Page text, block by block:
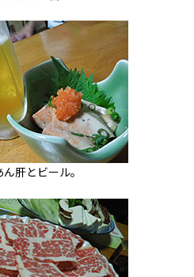
肝とビール。